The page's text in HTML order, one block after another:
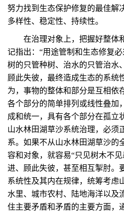
努力找到生态保护修复的最佳解
多样性、稳定性、持续性。
在治理对象上，把握好整体
记指出：“用途管制和生态修复
树的只管种树、治水的只管治水
顾此失彼，最终造成生态的系统
为，事物的整体和部分是互相依
各个部分的简单排列或线性叠加
成和统一，具有各个部分在孤立
山水林田湖草沙系统治理，必须
系。如果不从山水林田湖草沙的
容和对象，就容易“只见树木不
进、顾此失彼，甚至相互掣肘。
系统性及其内在规律，统筹考虑
水里、城市农村、陆地海洋以及
住主要矛盾和矛盾的主要方面，